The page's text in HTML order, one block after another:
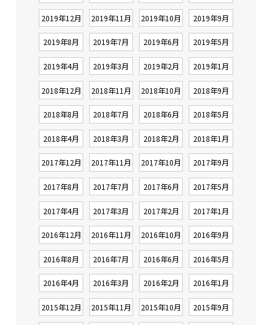
2019年12月 2019年11月 2019年10月 2019年9月
2019年8月 2019年7月 2019年6月 2019年5月
2019年4月 2019年3月 2019年2月 2019年1月
2018年12月 2018年11月 2018年10月 2018年9月
2018年8月 2018年7月 2018年6月 2018年5月
2018年4月 2018年3月 2018年2月 2018年1月
2017年12月 2017年11月 2017年10月 2017年9月
2017年8月 2017年7月 2017年6月 2017年5月
2017年4月 2017年3月 2017年2月 2017年1月
2016年12月 2016年11月 2016年10月 2016年9月
2016年8月 2016年7月 2016年6月 2016年5月
2016年4月 2016年3月 2016年2月 2016年1月
2015年12月 2015年11月 2015年10月 2015年9月